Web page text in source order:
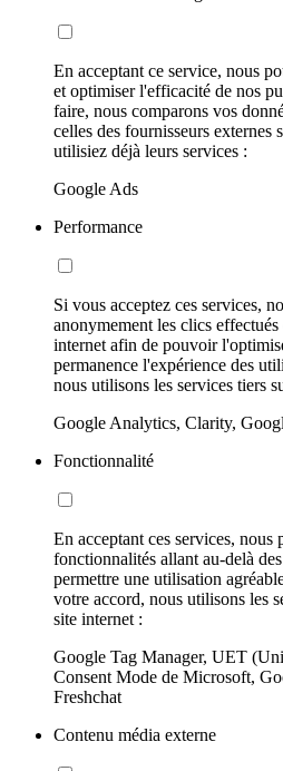
En acceptant ce service, nous
et optimiser l'efficacité de nos
faire, nous comparons vos
celles des fournisseurs
utilisiez déjà leurs services :
Google Ads
Performance
Si vous acceptez ces services,
anonymement les clics
internet afin de pouvoir
permanence l'expérience des
nous utilisons les services tiers
Google Analytics, Clarity,
Fonctionnalité
En acceptant ces services,
fonctionnalités allant au-delà
permettre une utilisation
votre accord, nous utilisons les
site internet :
Google Tag Manager, UET
Consent Mode de Microsoft,
Freshchat
Contenu média externe